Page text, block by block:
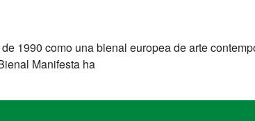
1990 como una bienal europea de arte
Manifesta ha